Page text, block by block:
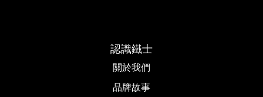
認識鐵士
關於我們
品牌故事​